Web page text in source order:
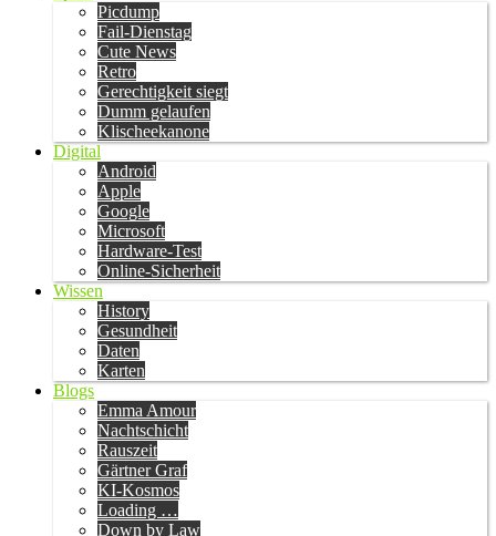
Picdump
Fail-Dienstag
Cute News
Retro
Gerechtigkeit siegt
Dumm gelaufen
Klischeekanone
Digital
Android
Apple
Google
Microsoft
Hardware-Test
Online-Sicherheit
Wissen
History
Gesundheit
Daten
Karten
Blogs
Emma Amour
Nachtschicht
Rauszeit
Gärtner Graf
KI-Kosmos
Loading …
Down by Law